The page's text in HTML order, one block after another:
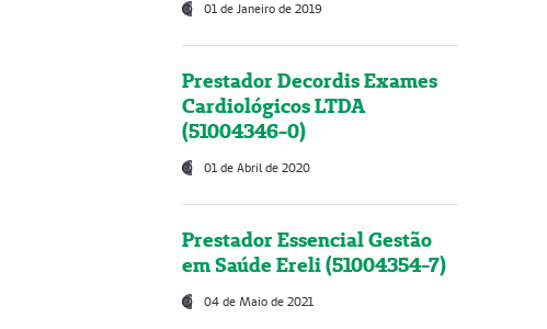
01 de Janeiro de 2019
Prestador Decordis Exames
Cardiológicos LTDA
(51004346-0)
01 de Abril de 2020
Prestador Essencial Gestão
em Saúde Ereli (51004354-7)
04 de Maio de 2021